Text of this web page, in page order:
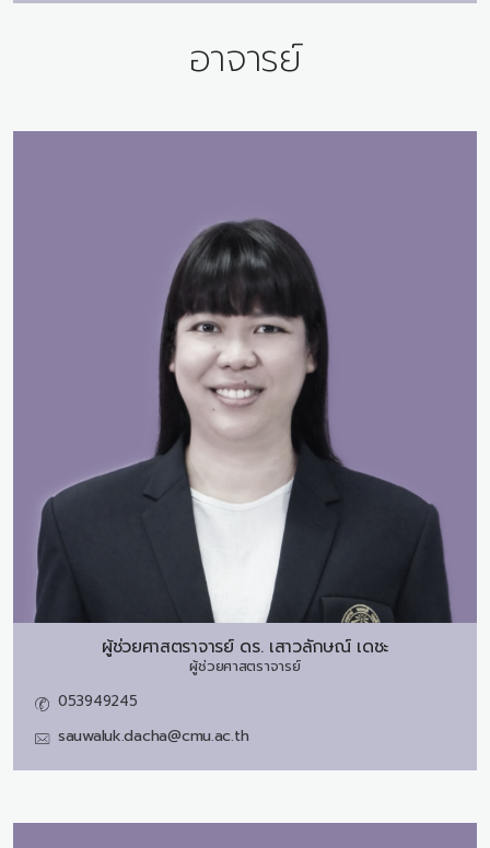
อาจารย์
ผู้ช่วยศาสตราจารย์ ดร. เสาวลักษณ์ เดชะ
ผู้ช่วยศาสตราจารย์
053949245
sauwaluk.dacha@cmu.ac.th